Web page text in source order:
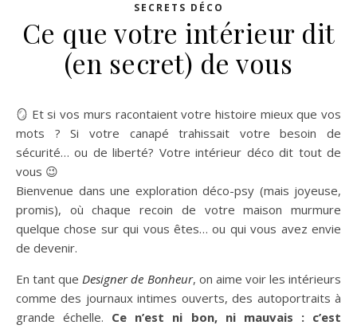
SECRETS DÉCO
Ce que votre intérieur dit
(en secret) de vous
🪞 Et si vos murs racontaient votre histoire mieux que vos
mots ? Si votre canapé trahissait votre besoin de
sécurité… ou de liberté? Votre intérieur déco dit tout de
vous 😉
Bienvenue dans une exploration déco-psy (mais joyeuse,
promis), où chaque recoin de votre maison murmure
quelque chose sur qui vous êtes… ou qui vous avez envie
de devenir.
En tant queDesigner de Bonheur, on aime voir les intérieurs
comme des journaux intimes ouverts, des autoportraits à
grande échelle. Ce n’est ni bon, ni mauvais : c’est